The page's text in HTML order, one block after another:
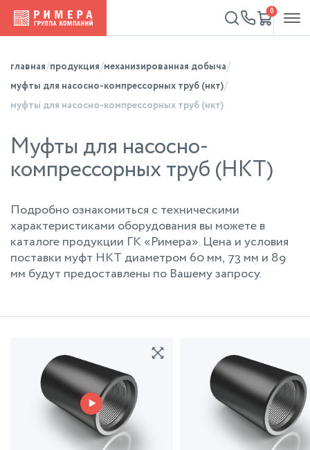
0
главная продукция механизированная добыча
муфты для насосно-компрессорных труб (нкт)
муфты для насосно-компрессорных труб (нкт)
Муфты для насосно-
компрессорных труб (НКТ)
Подробно ознакомиться с техническими
характеристиками оборудования вы можете в
каталоге продукции ГК «Римера». Цена и условия
поставки муфт НКТ диаметром 60 мм, 73 мм и 89
мм будут предоставлены по Вашему запросу.